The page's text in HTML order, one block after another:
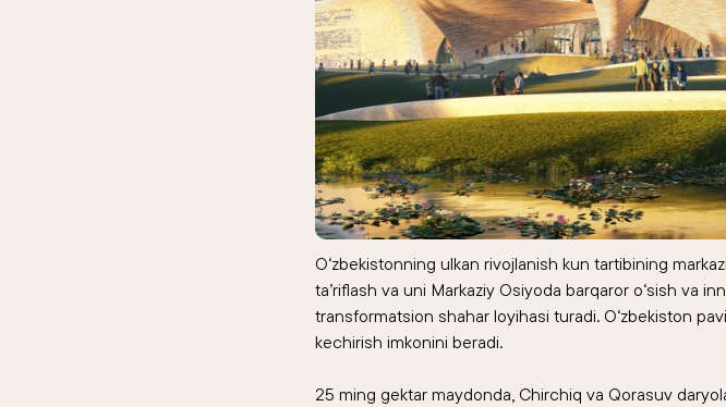
O‘zbekistonning ulkan rivojlanish kun tartibining
ta’riflash va uni Markaziy Osiyoda barqaror o‘sish va
transformatsion shahar loyihasi turadi. O‘zbekiston
kechirish imkonini beradi.
25 ming gektar maydonda, Chirchiq va Qorasuv